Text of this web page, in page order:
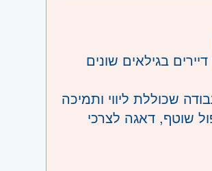
דיירים בגילאים שונים
שכוללת ליווי ותמיכה
שוטף, דאגה לצרכי